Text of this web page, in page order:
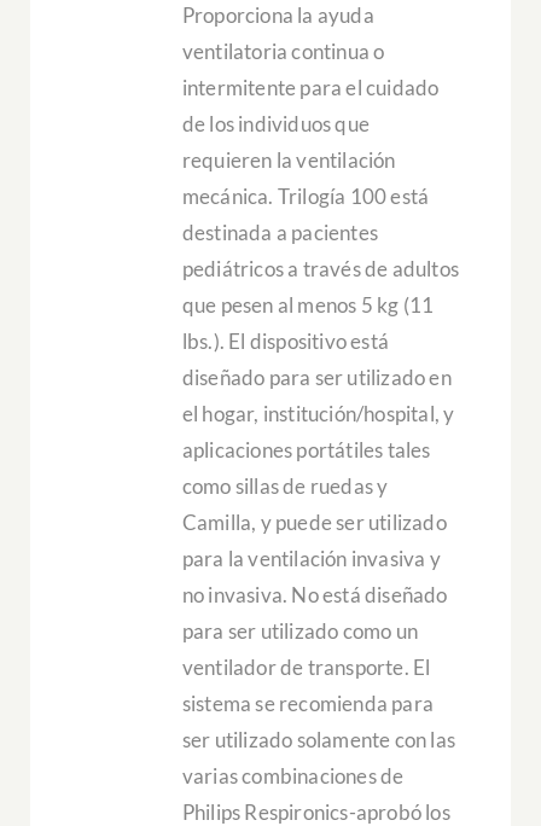
Proporciona la ayuda
ventilatoria continua o
intermitente para el cuidado
de los individuos que
requieren la ventilación
mecánica. Trilogía 100 está
destinada a pacientes
pediátricos a través de adultos
que pesen al menos 5 kg (11
lbs.). El dispositivo está
diseñado para ser utilizado en
el hogar, institución/hospital, y
aplicaciones portátiles tales
como sillas de ruedas y
Camilla, y puede ser utilizado
para la ventilación invasiva y
no invasiva. No está diseñado
para ser utilizado como un
ventilador de transporte. El
sistema se recomienda para
ser utilizado solamente con las
varias combinaciones de
Philips Respironics-aprobó los